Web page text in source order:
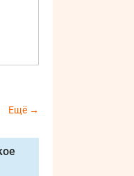
Ещё